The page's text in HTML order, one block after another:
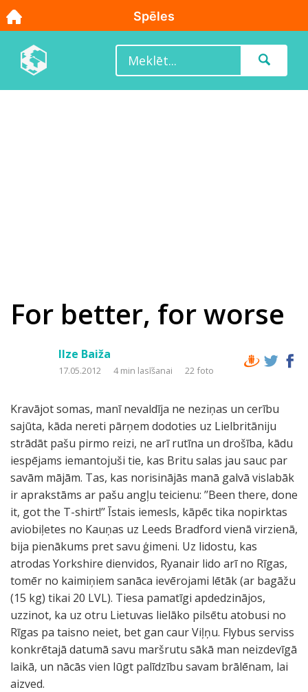
For better, for worse
Ilze Baiža
17.05.2012 4 min lasīšanai 22 foto
Kravājot somas, manī nevaldīja ne neziņas un cerību
sajūta, kāda nereti pārņem dodoties uz Lielbritāniju
strādāt pašu pirmo reizi, ne arī rutīna un drošība, kādu
iespējams iemantojuši tie, kas Britu salas jau sauc par
savām mājām. Tas, kas norisinājās manā galvā vislabāk
ir aprakstāms ar pašu angļu teicienu: ’’Been there, done
it, got the T-shirt!’’ Īstais iemesls, kāpēc tika nopirktas
aviobiļetes no Kauņas uz Leeds Bradford vienā virzienā,
bija pienākums pret savu ģimeni. Uz lidostu, kas
atrodas Yorkshire dienvidos, Ryanair lido arī no Rīgas,
tomēr no kaimiņiem sanāca ievērojami lētāk (ar bagāžu
(15 kg) tikai 20 LVL). Tiesa pamatīgi apdedzinājos,
uzzinot, ka uz otru Lietuvas lielāko pilsētu atobusi no
Rīgas pa taisno neiet, bet gan caur Viļņu. Flybus serviss
konkrētajā datumā savu maršrutu sākā man neizdevīgā
laikā, un nācās vien lūgt palīdzību savam brālēnam, lai
aizved.